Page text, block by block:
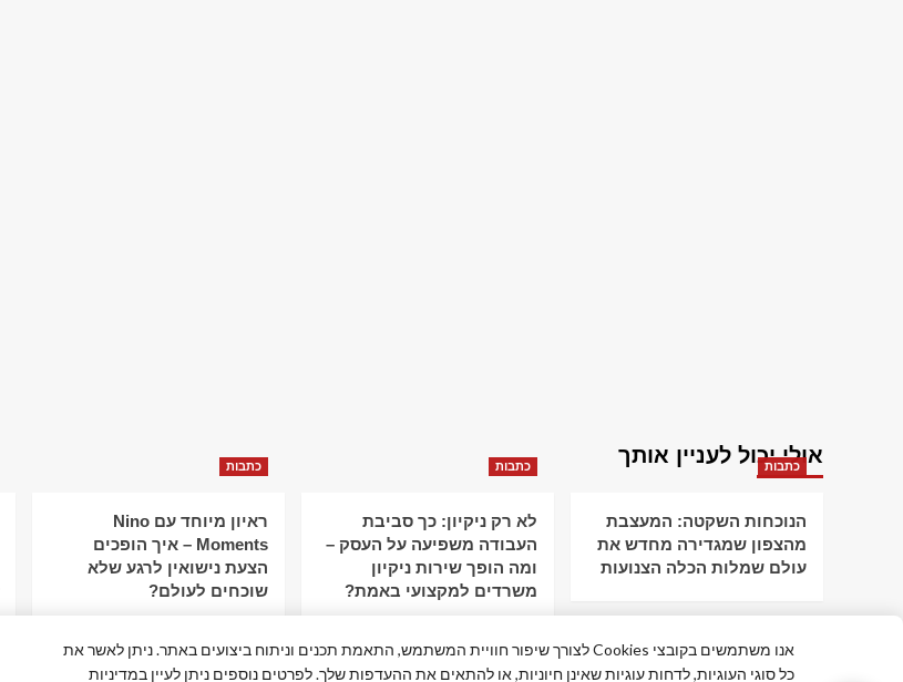
אולי יכול לעניין אותך
כתבות
הנוכחות השקטה: המעצבת
מהצפון שמגדירה מחדש את
עולם שמלות הכלה הצנועות
כתבות
לא רק ניקיון: כך סביבת
העבודה משפיעה על העסק –
ומה הופך שירות ניקיון
משרדים למקצועי באמת?
כתבות
ראיון מיוחד עם Nino
Moments – איך הופכים
הצעת נישואין לרגע שלא
שוכחים לעולם?
אנו משתמשים בקובצי Cookies לצורך שיפור חוויית המשתמש, התאמת תכנים וניתוח ביצועים באתר. ניתן לאשר את
כל סוגי העוגיות, לדחות עוגיות שאינן חיוניות, או להתאים את ההעדפות שלך. לפרטים נוספים ניתן לעיין במדיניות